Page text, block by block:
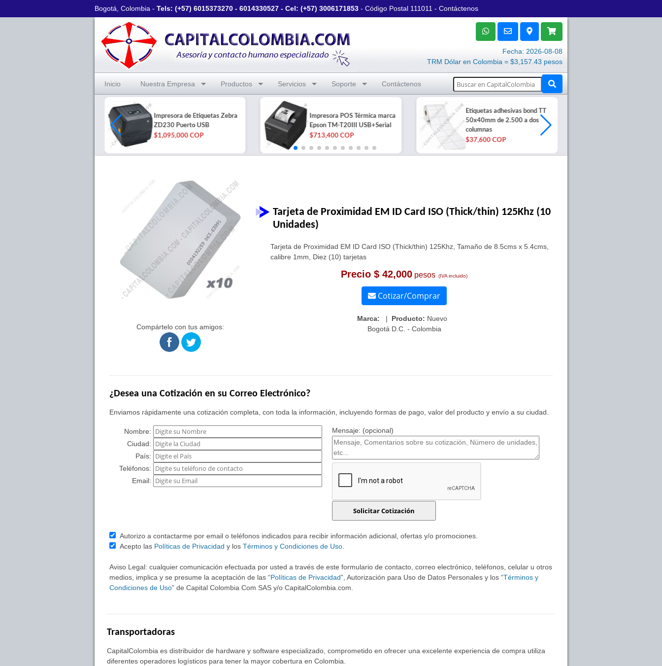
Bogotá, Colombia - Tels: (+57) 6015373270 - 6014330527 - Cel: (+57) 3006171853 - Código Postal 111011 - Contáctenos
Fecha: 2026-08-08
TRM Dólar en Colombia = $3,157.43 pesos
Inicio Nuestra Empresa Productos Servicios Soporte Contáctenos
Impresora de Etiquetas Zebra
ZD230 Puerto USB
$1,095,000 COP
Impresora POS Térmica marca
Epson TM-T20III USB+Serial
$713,400 COP
Etiquetas adhesivas bond TT
50x40mm de 2.500 a dos
columnas
$37,600 COP
Compártelo con tus amigos:
Tarjeta de Proximidad EM ID Card ISO (Thick/thin) 125Khz (10
Unidades)
Tarjeta de Proximidad EM ID Card ISO (Thick/thin) 125Khz, Tamaño de 8.5cms x 5.4cms,
calibre 1mm, Diez (10) tarjetas
Precio $ 42,000 pesos (IVA incluido)
Cotizar/Comprar
Marca: | Producto: Nuevo
Bogotá D.C. - Colombia
¿Desea una Cotización en su Correo Electrónico?
Enviamos rápidamente una cotización completa, con toda la información, incluyendo formas de pago, valor del producto y envío a su ciudad.
Nombre:
Ciudad:
País:
Teléfonos:
Email:
Mensaje: (opcional)
Autorizo a contactarme por email o teléfonos indicados para recibir información adicional, ofertas y/o promociones.
Acepto las Políticas de Privacidad y los Términos y Condiciones de Uso
Aviso Legal: cualquier comunicación efectuada por usted a través de este formulario de contacto, correo electrónico, teléfonos, celular u otros
medios, implica y se presume la aceptación de las “Políticas de Privacidad”, Autorización para Uso de Datos Personales y los “Términos y
Condiciones de Uso” de Capital Colombia Com SAS y/o CapitalColombia.com.
Transportadoras
CapitalColombia es distribuidor de hardware y software especializado, comprometido en ofrecer una excelente experiencia de compra utiliza
diferentes operadores logísticos para tener la mayor cobertura en Colombia.